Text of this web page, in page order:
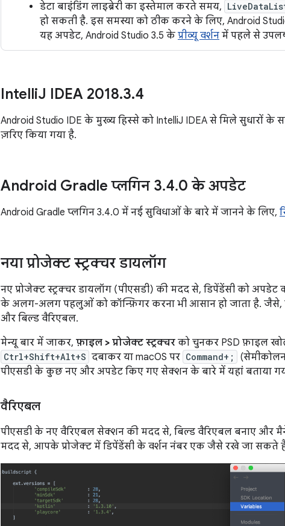
डेटा बाइंडिंग लाइब्रेरी का इस्तेमाल करते समय,
हो सकती है. इस समस्या को ठीक करने के लिए, Android
यह अपडेट, Android Studio 3.5 के प्रीव्यू वर्शन में पहले से
IntelliJ IDEA 2018.3.4
Android Studio IDE के मुख्य हिस्से को IntelliJ IDEA से मिले सुधारों के
ज़रिए किया गया है.
Android Gradle प्लगिन 3.4.0 के अपडेट
Android Gradle प्लगिन 3.4.0 में नई सुविधाओं के बारे में जानने के लिए,
नया प्रोजेक्ट स्ट्रक्चर डायलॉग
नए प्रोजेक्ट स्ट्रक्चर डायलॉग (पीएसडी) की मदद से, डिपेंडेंसी को अपडेट
के अलग-अलग पहलुओं को कॉन्फ़िगर करना भी आसान हो जाता है. जैसे,
और बिल्ड वैरिएबल.
मेन्यू बार में जाकर, फ़ाइल > प्रोजेक्ट स्ट्रक्चर को चुनकर PSD फ़ाइल
Ctrl+Shift+Alt+S दबाकर या macOS पर Command+;
पीएसडी के कुछ नए और अपडेट किए गए सेक्शन के बारे में यहां बताया
वैरिएबल
पीएसडी के नए वैरिएबल सेक्शन की मदद से, बिल्ड वैरिएबल बनाए
मदद से, आपके प्रोजेक्ट में डिपेंडेंसी के वर्शन नंबर एक जैसे रखे जा सकते